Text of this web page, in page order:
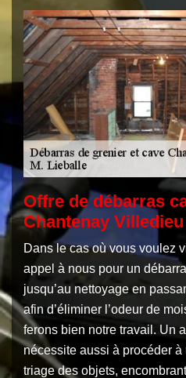
Offre de débarras
Chantenay Villedieu
Dans le cas où vous voulez
appel à nous pour un
jusqu’au nettoyage en
afin d’éliminer l’odeur de
ferons bien notre travail. Un
nécessite aussi à procéder
triage des objets,